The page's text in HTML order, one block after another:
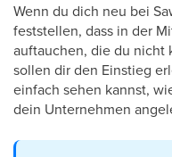
Wenn du dich neu bei
feststellen, dass in der
auftauchen, die du nicht
sollen dir den Einstieg
einfach sehen kannst,
dein Unternehmen